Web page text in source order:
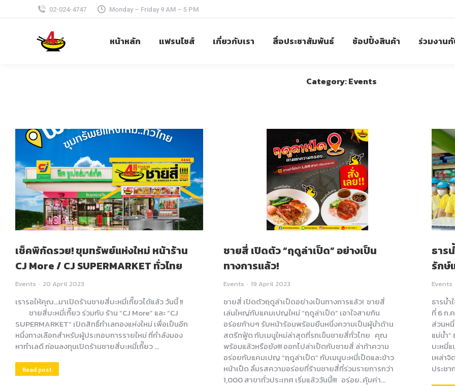
02-024-4747 Monday – Friday 9 AM – 5 PM
หน้าหลัก แฟรนไชส์ เกี่ยวกับเรา สื่อประชาสัมพันธ์ ช้อปปิ้งสินค้า ร่วมงานกั
Category: Events
เช็คพิกัดรวย! ขุมทรัพย์แห่งใหม่ หน้าร้าน
CJ More / CJ SUPERMARKET ทั่วไทย
Events 20 April 2023
เรารอให้คุณ…มาเปิดร้านชายสี่บะหมี่เกี๊ยวได้แล้ว วันนี้ !!
ชายสี่บะหมี่เกี๊ยว ร่วมกับ ร้าน “CJ More” และ “CJ
SUPERMARKET” เปิดสิทธิ์ทำเลทองแห่งใหม่ เพื่อเป็นอีก
หนึ่งทางเลือกสำหรับผู้ประกอบการรายใหม่ ที่กำลังมอง
หาทำเลดี ก่อนลงทุนเปิดร้านชายสี่บะหมี่เกี๊ยว …
Read post
ชายสี่ เปิดตัว “ฤดูล่าเป็ด” อย่างเป็น
ทางการแล้ว!
Events 19 April 2023
ชายสี่ เปิดตัวฤดูล่าเป็ดอย่างเป็นทางการแล้ว! ชายสี่
เล่นใหญ่กับแคมเปญใหม่ “ฤดูล่าเป็ด” เอาใจสายกิน
อร่อยก้าบๆ รับหน้าร้อนพร้อมยืนหนึ่งความเป็นผู้นำด้าน
สตรีทฟู้ด กับเมนูใหม่ล่าสุดที่รถเข็นชายสี่ทั่วไทย คุณ
พร้อมแล้วหรือยัง!!! ออกไปล่าเป็ดกับชายสี่ ล่าท้าความ
อร่อยกับแคมเปญ “ฤดูล่าเป็ด” กับเมนูบะหมี่เป็ดและข้าว
หน้าเป็ด ลิ้มรสความอร่อยที่ร้านชายสี่ที่ร่วมรายการกว่า
1,000 สาขาทั่วประเทศ เริ่มแล้ววันนี้!!! อร่อย..คุ้มค่า…
ธาร
รักษ์
Events
ธารน้ำ
ที่ 6 ก.
ส่วนห
แม่น้ำ
บะหมี่
เหล่า
ประชา